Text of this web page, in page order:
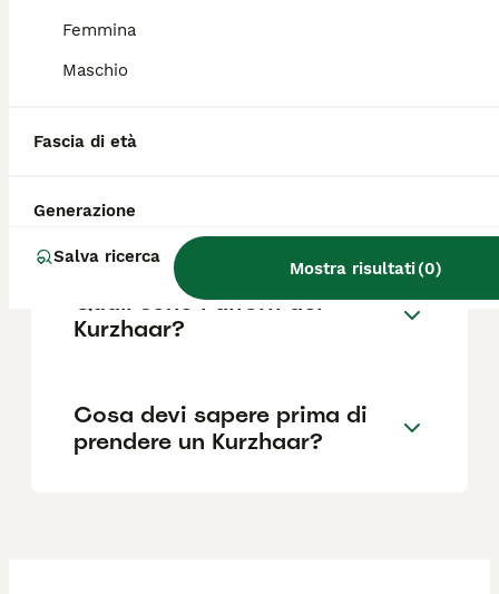
Femmina
Maschio
Fascia di età
Generazione
Salva ricerca
Mostra risultati(0)
Quanto dura la vita di un
Kurzhaar?
Quali sono i difetti del
Kurzhaar?
Cosa devi sapere prima di
prendere un Kurzhaar?